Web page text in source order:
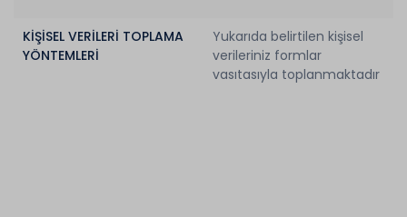
KİŞİSEL VERİLERİ TOPLAMA
YÖNTEMLERİ
Yukarıda belirtilen kişisel
verileriniz formlar
vasıtasıyla toplanmaktadır